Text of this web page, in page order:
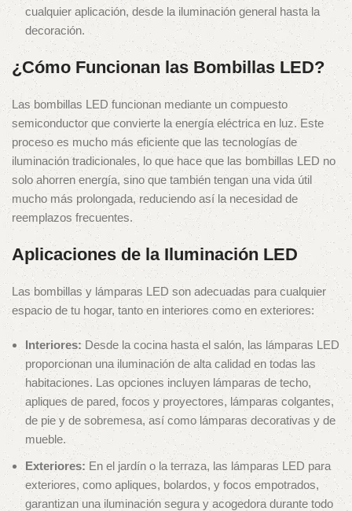
cualquier aplicación, desde la iluminación general hasta la
decoración.
¿Cómo Funcionan las Bombillas LED?
Las bombillas LED funcionan mediante un compuesto
semiconductor que convierte la energía eléctrica en luz. Este
proceso es mucho más eficiente que las tecnologías de
iluminación tradicionales, lo que hace que las bombillas LED no
solo ahorren energía, sino que también tengan una vida útil
mucho más prolongada, reduciendo así la necesidad de
reemplazos frecuentes.
Aplicaciones de la Iluminación LED
Las bombillas y lámparas LED son adecuadas para cualquier
espacio de tu hogar, tanto en interiores como en exteriores:
Interiores:Desde la cocina hasta el salón, las lámparas LED
proporcionan una iluminación de alta calidad en todas las
habitaciones. Las opciones incluyen lámparas de techo,
apliques de pared, focos y proyectores, lámparas colgantes,
de pie y de sobremesa, así como lámparas decorativas y de
mueble.
Exteriores:En el jardín o la terraza, las lámparas LED para
exteriores, como apliques, bolardos, y focos empotrados,
garantizan una iluminación segura y acogedora durante todo